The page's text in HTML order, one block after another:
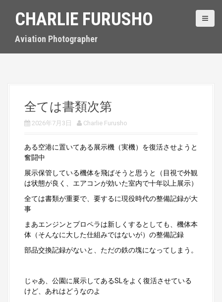
CHARLIE FURUSHO
Aviation Photographer
全ては書類次第
2026年7月3日 Charlie Furusho
ある空港に置いてある展示機（実機）を復活させようと
奮闘中
展示保管している機体を飛ばそうと思うと（目視で外観
は状態が良く、エアコンが効いた室内で十年以上展示）
全ては書類が重要で、要するに現役時代の整備記録が大
事
まあエンジンとプロペラは新しくするとしても、機体本
体（そんなに大した仕組みではないが）の整備記録
部品交換記録がないと、ただの鉄の塊になってしまう。
じゃあ、公園に展示してあるSLをよく復活させている
けど、あれはどうなのよ